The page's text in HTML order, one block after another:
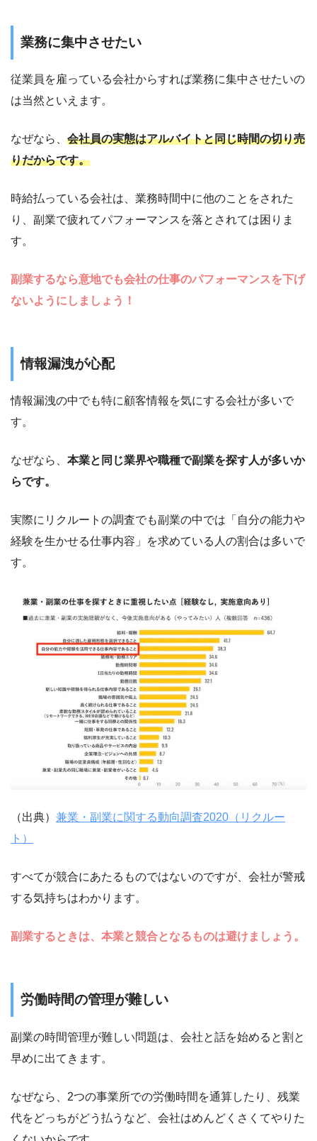
業務に集中させたい
従業員を雇っている会社からすれば業務に集中させたいの
は当然といえます。
なぜなら、 会社員の実態はアルバイトと同じ時間の切り売
りだからです。
時給払っている会社は、業務時間中に他のことをされた
り、副業で疲れてパフォーマンスを落とされては困りま
す。
副業するなら意地でも会社の仕事のパフォーマンスを下げ
ないようにしましょう！
情報漏洩が心配
情報漏洩の中でも特に顧客情報を気にする会社が多いで
す。
なぜなら、 本業と同じ業界や職種で副業を探す人が多いか
らです。
実際にリクルートの調査でも副業の中では「自分の能力や
経験を生かせる仕事内容」を求めている人の割合は多いで
す。
（出典） 兼業・副業に関する動向調査2020（リクルー
ト）
すべてが競合にあたるものではないのですが、会社が警戒
する気持ちはわかります。
副業するときは、本業と競合となるものは避けましょう。
労働時間の管理が難しい
副業の時間管理が難しい問題は、会社と話を始めると割と
早めに出てきます。
なぜなら、2つの事業所での労働時間を通算したり、残業
代をどっちがどう払うなど、会社はめんどくさくてやりた